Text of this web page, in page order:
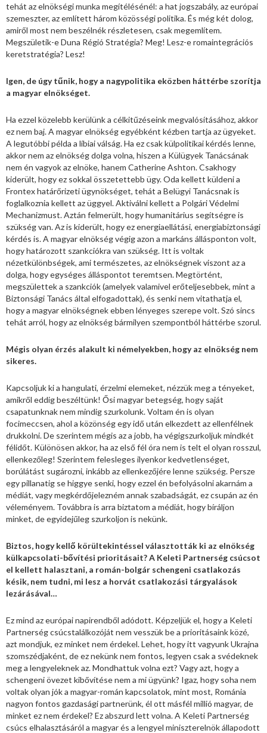
tehát az elnökségi munka megítélésénél: a hat jogszabály, az európai
szemeszter, az említett három közösségi politika. És még két dolog,
amiről most nem beszélnék részletesen, csak megemlítem.
Megszületik-e Duna Régió Stratégia? Meg! Lesz-e romaintegrációs
keretstratégia? Lesz!
Igen, de úgy tűnik, hogy a nagypolitika eközben háttérbe szorítja
a magyar elnökséget.
Ha ezzel közelebb kerülünk a célkitűzéseink megvalósításához, akkor
ez nem baj. A magyar elnökség egyébként kézben tartja az ügyeket.
A legutóbbi példa a líbiai válság. Ha ez csak külpolitikai kérdés lenne,
akkor nem az elnökség dolga volna, hiszen a Külügyek Tanácsának
nem én vagyok az elnöke, hanem Catherine Ashton. Csakhogy
kiderült, hogy ez sokkal összetettebb ügy. Oda kellett küldeni a
Frontex határőrizeti ügynökséget, tehát a Belügyi Tanácsnak is
foglalkoznia kellett az üggyel. Aktiválni kellett a Polgári Védelmi
Mechanizmust. Aztán felmerült, hogy humanitárius segítségre is
szükség van. Az is kiderült, hogy ez energiaellátási, energiabiztonsági
kérdés is. A magyar elnökség végig azon a markáns állásponton volt,
hogy határozott szankciókra van szükség. Itt is voltak
nézetkülönbségek, ami természetes, az elnökségnek viszont az a
dolga, hogy egységes álláspontot teremtsen. Megtörtént,
megszülettek a szankciók (amelyek valamivel erőteljesebbek, mint a
Biztonsági Tanács által elfogadottak), és senki nem vitathatja el,
hogy a magyar elnökségnek ebben lényeges szerepe volt. Szó sincs
tehát arról, hogy az elnökség bármilyen szempontból háttérbe szorul.
Mégis olyan érzés alakult ki némelyekben, hogy az elnökség nem
sikeres.
Kapcsoljuk ki a hangulati, érzelmi elemeket, nézzük meg a tényeket,
amikről eddig beszéltünk! Ősi magyar betegség, hogy saját
csapatunknak nem mindig szurkolunk. Voltam én is olyan
focimeccsen, ahol a közönség egy idő után elkezdett az ellenfélnek
drukkolni. De szerintem mégis az a jobb, ha végigszurkoljuk mindkét
félidőt. Különösen akkor, ha az első fél óra nem is telt el olyan rosszul,
ellenkezőleg! Szerintem felesleges ilyenkor kedvetlenséget,
borúlátást sugározni, inkább az ellenkezőjére lenne szükség. Persze
egy pillanatig se higgye senki, hogy ezzel én befolyásolni akarnám a
médiát, vagy megkérdőjelezném annak szabadságát, ez csupán az én
véleményem. Továbbra is arra biztatom a médiát, hogy bíráljon
minket, de egyidejűleg szurkoljon is nekünk.
Biztos, hogy kellő körültekintéssel választották ki az elnökség
külkapcsolati-bővítési prioritásait? A Keleti Partnerség csúcsot
el kellett halasztani, a román-bolgár schengeni csatlakozás
késik, nem tudni, mi lesz a horvát csatlakozási tárgyalások
lezárásával…
Ez mind az európai napirendből adódott. Képzeljük el, hogy a Keleti
Partnerség csúcstalálkozóját nem vesszük be a prioritásaink közé,
azt mondjuk, ez minket nem érdekel. Lehet, hogy itt vagyunk Ukrajna
szomszédjaként, de ez nekünk nem fontos, legyen csak a svédeknek
meg a lengyeleknek az. Mondhattuk volna ezt? Vagy azt, hogy a
schengeni övezet kibővítése nem a mi ügyünk? Igaz, hogy soha nem
voltak olyan jók a magyar-román kapcsolatok, mint most, Románia
nagyon fontos gazdasági partnerünk, él ott másfél millió magyar, de
minket ez nem érdekel? Ez abszurd lett volna. A Keleti Partnerség
csúcs elhalasztásáról a magyar és a lengyel miniszterelnök állapodott